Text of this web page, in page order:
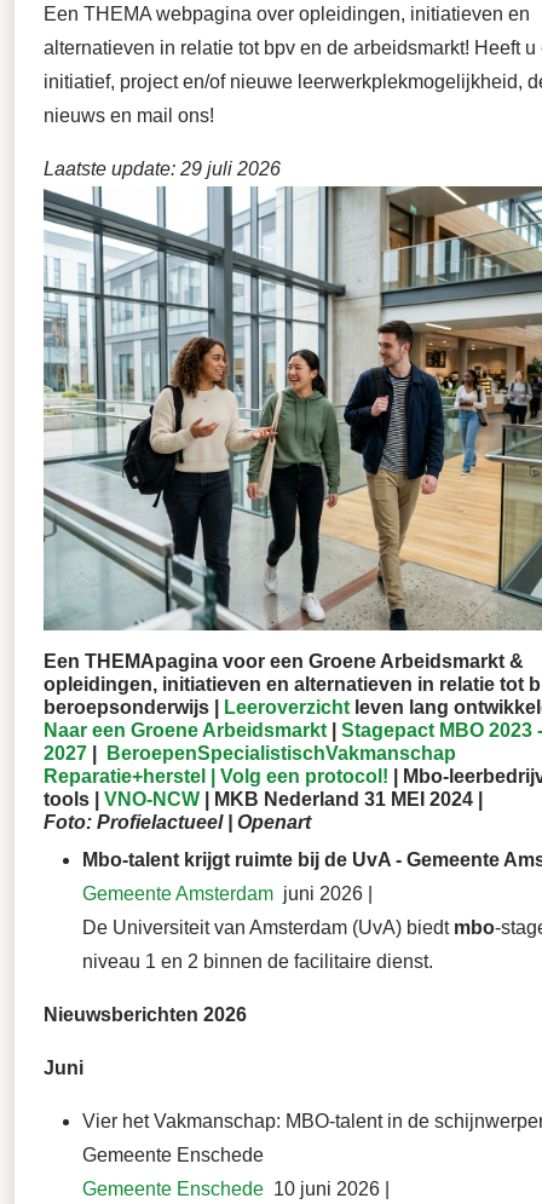
Een THEMA webpagina over opleidingen, initiatieven en
alternatieven in relatie tot bpv en de arbeidsmarkt! Heeft u
initiatief, project en/of nieuwe leerwerkplekmogelijkheid,
nieuws en mail ons!
Laatste update: 29 juli 2026
Een THEMApagina voor een Groene Arbeidsmarkt &
opleidingen, initiatieven en alternatieven in relatie tot
beroepsonderwijs |
Leeroverzicht leven lang
Naar een Groene Arbeidsmarkt
Stagepact MBO 2023 -
2027
BeroepenSpecialistischVakmanschap
Reparatie+herstel | Volg een protocol! | Mbo-
tools | VNO-NCW
MKB Nederland 31 MEI 2024 |
Foto: Profielactueel | Openart
Mbo-talent krijgt ruimte bij de UvA - Gemeente
Gemeente Amsterdam juni 2026 |
De Universiteit van Amsterdam (UvA) biedt mbo-
niveau 1 en 2 binnen de facilitaire dienst.
Nieuwsberichten 2026
Juni
Vier het Vakmanschap: MBO-talent in de
Gemeente Enschede
Gemeente Enschede 10 juni 2026 |